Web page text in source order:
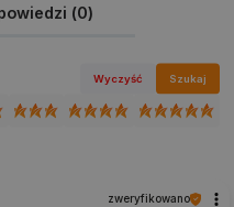
(0)
Wyczyść Szukaj
zweryfikowano